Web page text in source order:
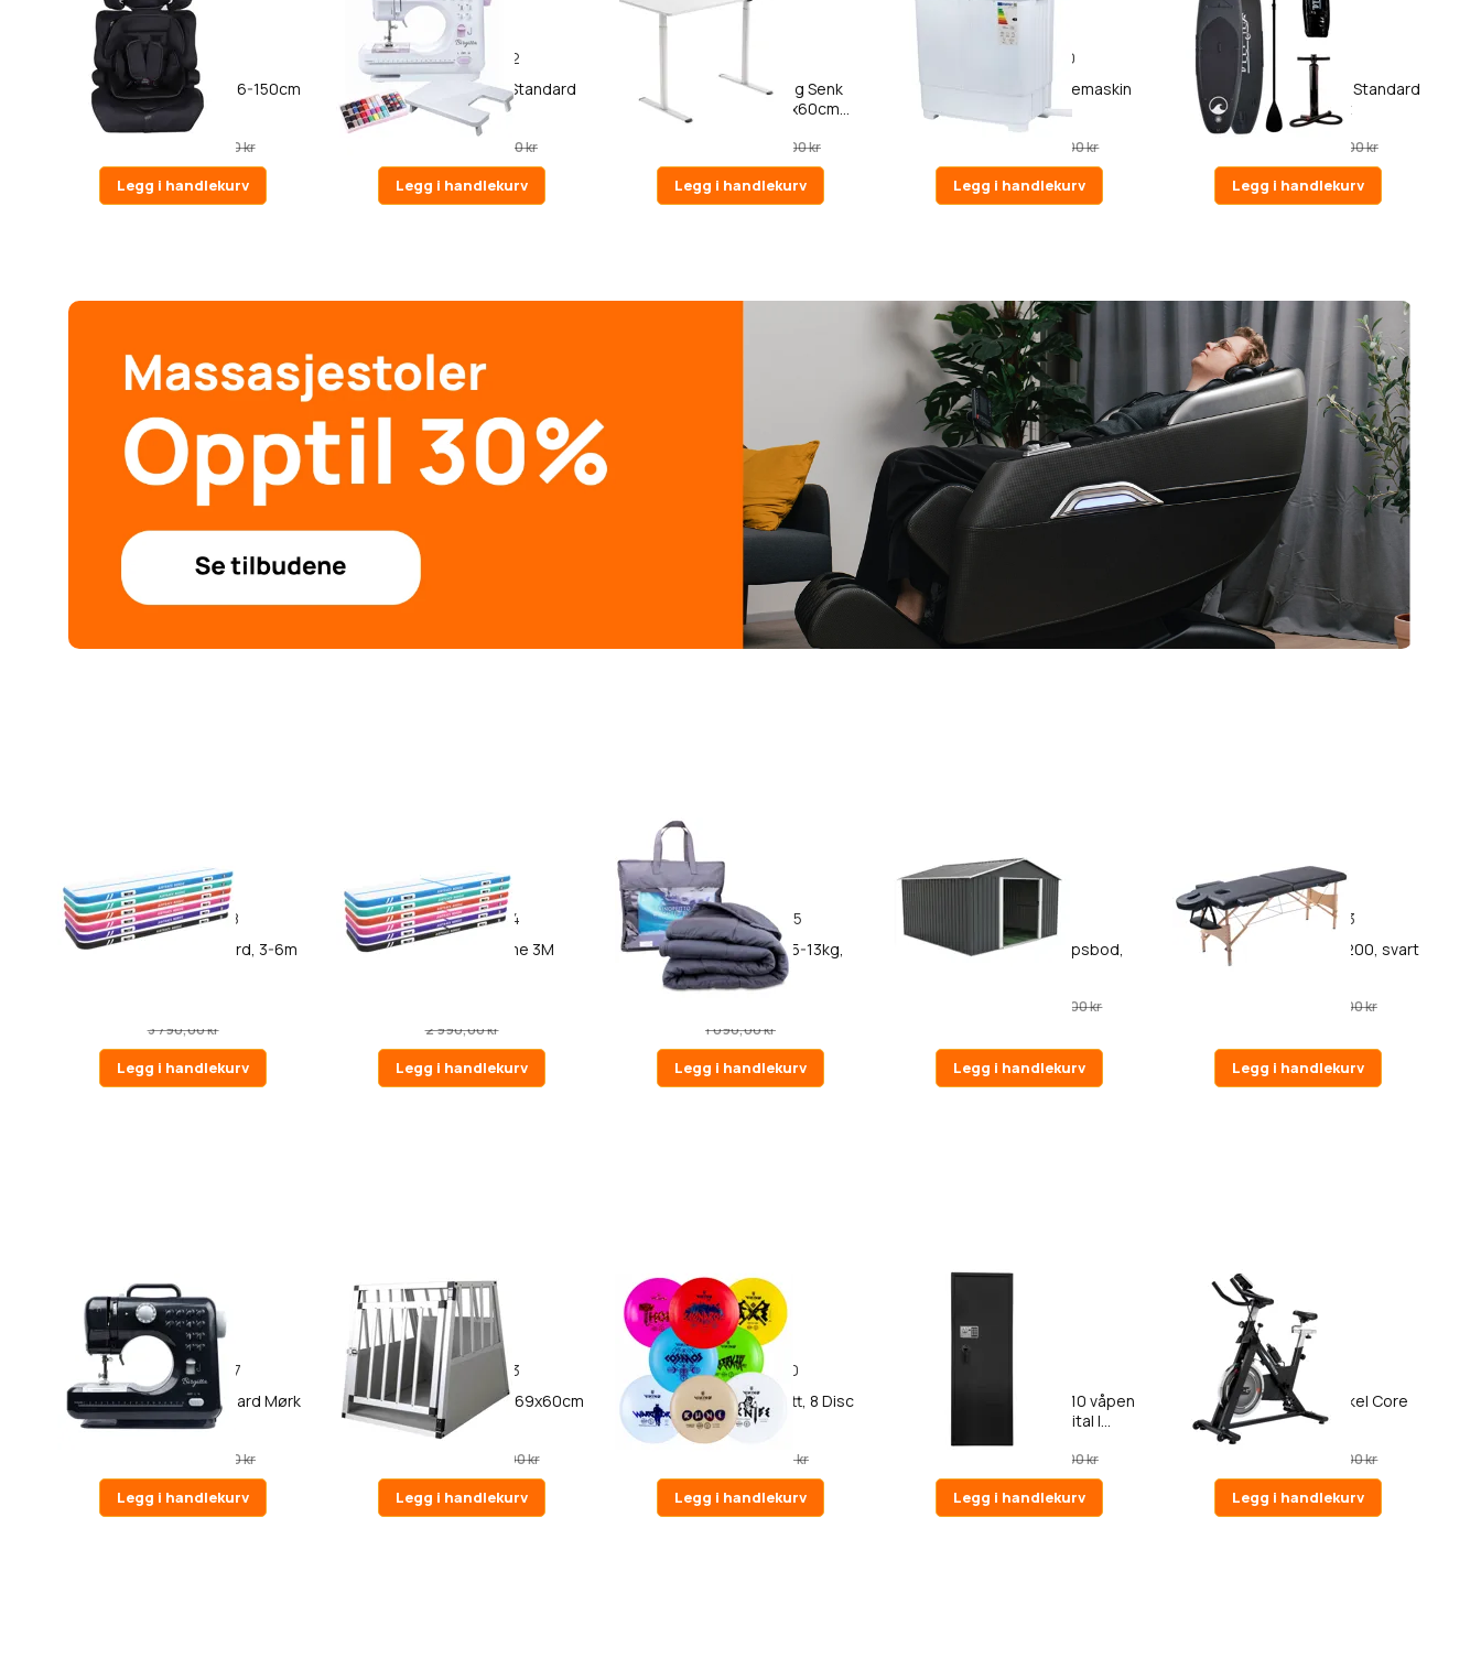
Kikid babybilstol Basic 76-150cm
R129, svart
1 590,00 kr
Legg i handlekurv
62
Birgitta Symaskin Sett, Standard
1 490,00 kr
Legg i handlekurv
Lykke Elektrisk Hev- og Senk
Skrivebord Nordic 120x60cm...
3 990,00 kr
Legg i handlekurv
10
Lykke Bærbar Mini Vaskemaskin
Pro 2000
3 290,00 kr
Legg i handlekurv
Deep Sea SUP Brett Sett Standard
(275cm), svart
3 990,00 kr
Legg i handlekurv
18
AirTrack Nordic Standard, 3-6m
3 790,00 kr
Legg i handlekurv
84
AirTrack Nordic Home 3M
2 990,00 kr
Legg i handlekurv
355
Polar Night Vektdyne 5-13kg,
150x200cm
1 090,00 kr
Legg i handlekurv
Fornorth Hageredskapsbod,
10 990,00 kr
Legg i handlekurv
33
React Massasjebenk P200, svart
2 290,00 kr
Legg i handlekurv
27
Birgitta Symaskin, Standard Mørk
Grå
1 090,00 kr
Legg i handlekurv
43
Trekker Hundebur S 54x69x60cm
1 690,00 kr
Legg i handlekurv
40
Viking Discs Ground sett, 8 Disc
Sett
999,00 kr
Legg i handlekurv
Trekker Våpenskap for 10 våpen
AS1000 V2, med digital l...
8 990,00 kr
Legg i handlekurv
Nordcore Spinningsykkel Core
1800
6 990,00 kr
Legg i handlekurv